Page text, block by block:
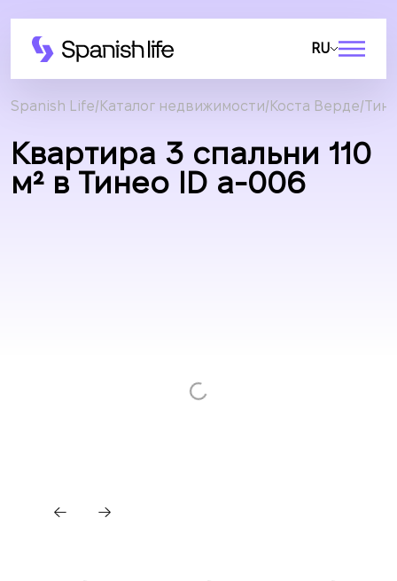
RU
Spanish Life Каталог недвижимости Коста Верде
Квартира 3 спальни 110
м² в Тинео ID a-006